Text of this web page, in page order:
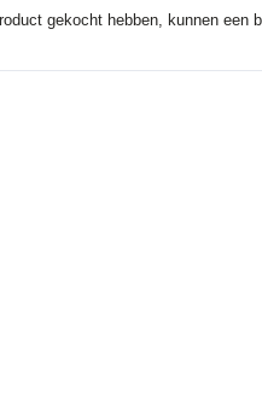
gekocht hebben, kunnen een